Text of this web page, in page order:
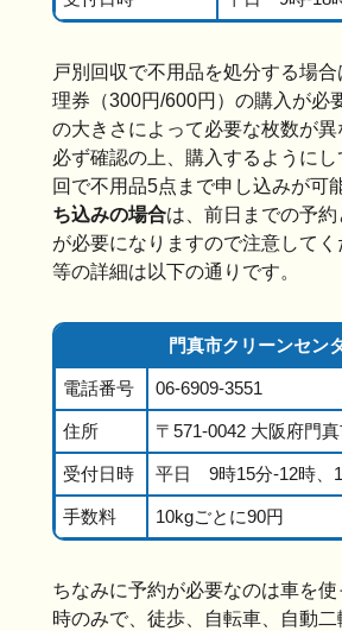
戸別回収で不用品を処分する場
理券（300円/600円）の購入が必
の大きさによって必要な枚数が異
必ず確認の上、購入するように
回で不用品5点まで申し込みが可
ち込みの場合は、前日までの予
が必要になりますので注意して
等の詳細は以下の通りです。
門真市クリーンセン
電話番号 06-6909-3551
住所 〒571-0042 大阪府門
受付日時 平日 9時15分-12時、
手数料 10kgごとに90円
ちなみに予約が必要なのは車を使
時のみで、徒歩、自転車、自動